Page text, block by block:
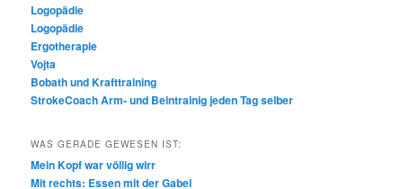
Logopädie
Logopädie
Ergotherapie
Vojta
Bobath und Krafttraining
StrokeCoach Arm- und Beintrainig jeden Tag selber
WAS GERADE GEWESEN IST:
Mein Kopf war völlig wirr
Mit rechts: Essen mit der Gabel